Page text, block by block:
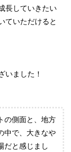
長していきたい
ていただけると
いました！
の側面と、地方
中で、大きなや
だと感じまし